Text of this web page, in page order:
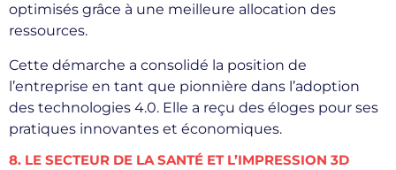
optimisés grâce à une meilleure allocation des
ressources.
Cette démarche a consolidé la position de
l’entreprise en tant que pionnière dans l’adoption
des technologies 4.0. Elle a reçu des éloges pour ses
pratiques innovantes et économiques.
8. LE SECTEUR DE LA SANTÉ ET L’IMPRESSION 3D